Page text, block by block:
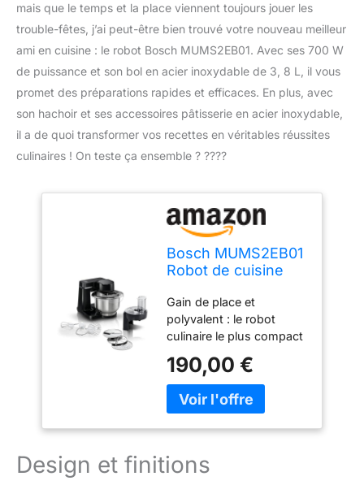
mais que le temps et la place viennent toujours jouer les
trouble-fêtes, j’ai peut-être bien trouvé votre nouveau meilleur
ami en cuisine : le robot Bosch MUMS2EB01. Avec ses 700 W
de puissance et son bol en acier inoxydable de 3, 8 L, il vous
promet des préparations rapides et efficaces. En plus, avec
son hachoir et ses accessoires pâtisserie en acier inoxydable,
il a de quoi transformer vos recettes en véritables réussites
culinaires ! On teste ça ensemble ? ????
Bosch MUMS2EB01
Robot de cuisine
W, bol en acier
inoxydable 3,8 L,
hachoir et 3
tranches, kit de
pâtisserie en acier
inoxydable, noir
Gain de place et
polyvalent : le robot
culinaire le plus compact
nombreuses possibilités
d'utilisation, facile et sûr
à utiliser, sc et
puissant de 700 W : idéal
pour des résultats de
190,00 €
Design et finitions